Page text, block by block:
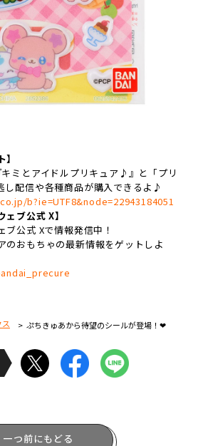
ミとアイドルプリキュア♪』と「プリ
し配信や各種商品が購入できるよ♪
b?ie=UTF8&node=22943184051
ェブ公式 X】
公式 Xで情報発信中！
のおもちゃの最新情報をゲットしよ
ス ぷちきゅあから待望のシールが登場！❤
一つ前にもどる